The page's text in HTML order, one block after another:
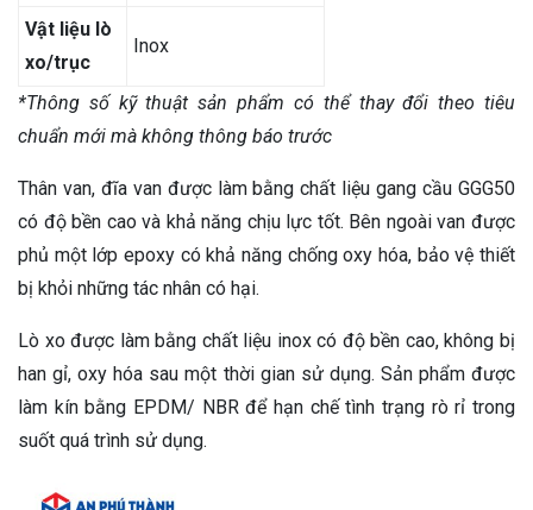
Vật liệu lò
xo/trục
Inox
*Thông số kỹ thuật sản phẩm có thể thay đổi theo tiêu
chuẩn mới mà không thông báo trước
Thân van, đĩa van được làm bằng chất liệu gang cầu GGG50
có độ bền cao và khả năng chịu lực tốt. Bên ngoài van được
phủ một lớp epoxy có khả năng chống oxy hóa, bảo vệ thiết
bị khỏi những tác nhân có hại.
Lò xo được làm bằng chất liệu inox có độ bền cao, không bị
han gỉ, oxy hóa sau một thời gian sử dụng. Sản phẩm được
làm kín bằng EPDM/ NBR để hạn chế tình trạng rò rỉ trong
suốt quá trình sử dụng.